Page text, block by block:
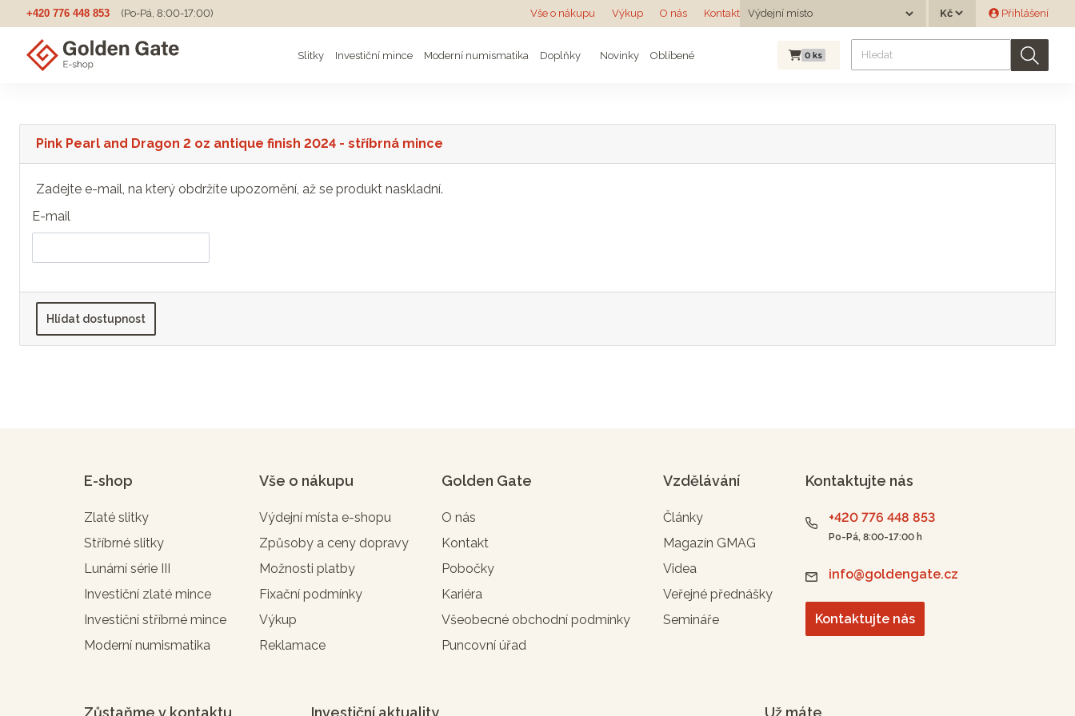
+420 776 448 853 (Po-Pá, 8:00-17:00) Vše o nákupu Výkup O nás Kontakt Výdejní místo
Výdejní místo
Měna Přihlášení
Slitky Investiční mince Moderní numismatika Doplňky Novinky Oblíbené 0 ks
Pink Pearl and Dragon 2 oz antique finish 2024 - stříbrná mince
Zadejte e-mail, na který obdržíte upozornění, až se produkt naskladní.
E-mail
E-shop
Zlaté slitky
Stříbrné slitky
Lunární série III
Investiční zlaté mince
Investiční stříbrné mince
Moderní numismatika
Vše o nákupu
Výdejní místa e-shopu
Způsoby a ceny dopravy
Možnosti platby
Fixační podmínky
Výkup
Reklamace
Golden Gate
O nás
Kontakt
Pobočky
Kariéra
Všeobecné obchodní podmínky
Puncovní úřad
Vzdělávání
Články
Magazín GMAG
Videa
Veřejné přednášky
Semináře
Kontaktujte nás
+420 776 448 853
Po-Pá, 8:00-17:00 h
info@goldengate.cz
Kontaktujte nás
Zůstaňme v kontaktu Investiční aktuality Už máte